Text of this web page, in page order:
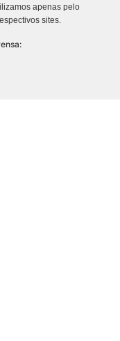
apenas pelo
sites.